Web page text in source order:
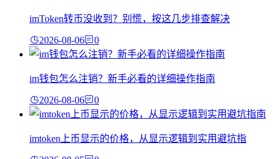
imToken转币没收到？别慌，按这几步排查解决
2026-08-06 0
im钱包怎么注销？新手必看的详细操作指南
2026-08-06 0
imtoken上币显示的价格，从显示逻辑到实用避坑指